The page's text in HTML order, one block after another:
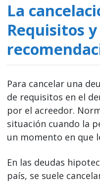
La
Requisitos y
Para cancelar una
de requisitos en el
por el acreedor.
situación cuando la
un momento en que
En las deudas
país, se suele